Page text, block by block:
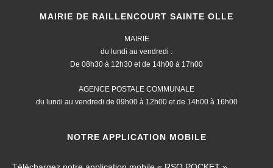
MAIRIE DE RAILLENCOURT SAINTE OLLE
MAIRIE
du lundi au vendredi :
De 08h30 à 12h30 et de 14h00 à 17h00
AGENCE POSTALE COMMUNALE
du lundi au vendredi de 09h00 à 12h00 et de 14h00 à 16h00
NOTRE APPLICATION MOBILE